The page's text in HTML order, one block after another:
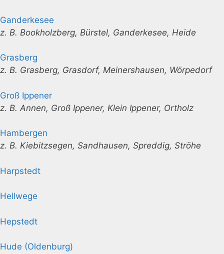
Ganderkesee
z. B. Bookholzberg, Bürstel, Ganderkesee, Heide
Grasberg
z. B. Grasberg, Grasdorf, Meinershausen, Wörpedorf
Groß Ippener
z. B. Annen, Groß Ippener, Klein Ippener, Ortholz
Hambergen
z. B. Kiebitzsegen, Sandhausen, Spreddig, Ströhe
Harpstedt
Hellwege
Hepstedt
Hude (Oldenburg)